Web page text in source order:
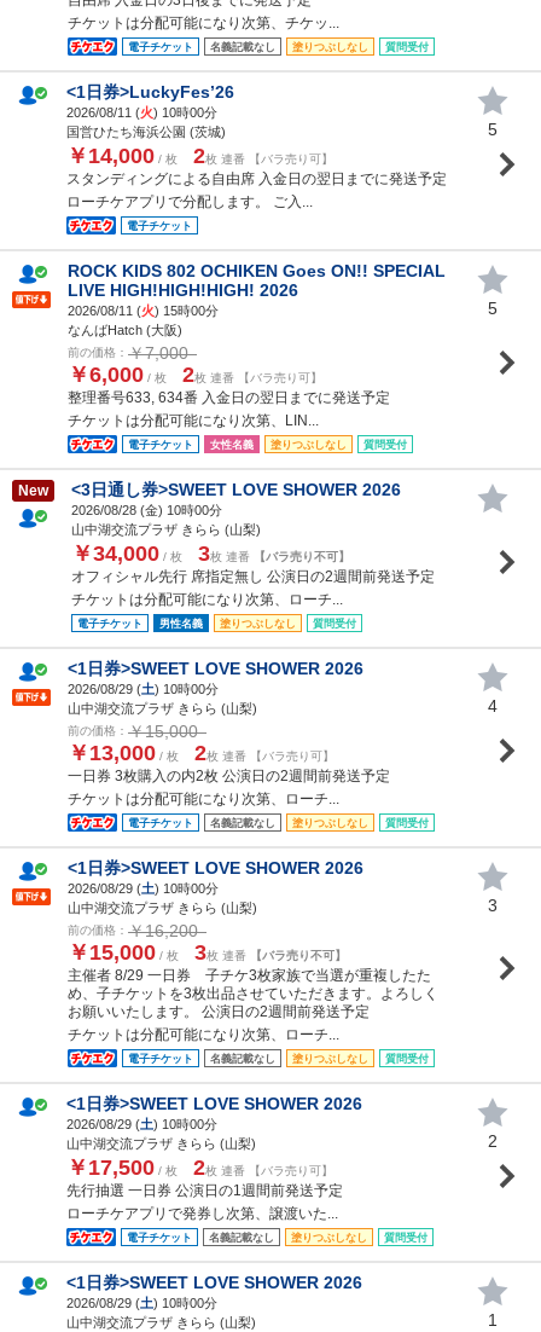
チケットは分配可能になり次第、チケッ...
電子チケット 名義記載なし 塗りつぶしなし 質問受付
<1日券>LuckyFes’26
2026/08/11 (火) 10時00分
国営ひたち海浜公園 (茨城)
￥14,000 / 枚 2枚 連番 【バラ売り可】
スタンディングによる自由席 入金日の翌日までに発送予定
ローチケアプリで分配します。 ご入...
電子チケット
5
ROCK KIDS 802 OCHIKEN Goes ON!! SPECIAL
LIVE HIGH!HIGH!HIGH! 2026
2026/08/11 (火) 15時00分
なんばHatch (大阪)
前の価格： ￥7,000
￥6,000 / 枚 2枚 連番 【バラ売り可】
整理番号633, 634番 入金日の翌日までに発送予定
チケットは分配可能になり次第、LIN...
電子チケット 女性名義 塗りつぶしなし 質問受付
5
New <3日通し券>SWEET LOVE SHOWER 2026
2026/08/28 (金) 10時00分
山中湖交流プラザ きらら (山梨)
￥34,000 / 枚 3枚 連番 【バラ売り不可】
オフィシャル先行 席指定無し 公演日の2週間前発送予定
チケットは分配可能になり次第、ローチ...
電子チケット 男性名義 塗りつぶしなし 質問受付
<1日券>SWEET LOVE SHOWER 2026
2026/08/29 (土) 10時00分
山中湖交流プラザ きらら (山梨)
前の価格： ￥15,000
￥13,000 / 枚 2枚 連番 【バラ売り可】
一日券 3枚購入の内2枚 公演日の2週間前発送予定
チケットは分配可能になり次第、ローチ...
電子チケット 名義記載なし 塗りつぶしなし 質問受付
4
<1日券>SWEET LOVE SHOWER 2026
2026/08/29 (土) 10時00分
山中湖交流プラザ きらら (山梨)
前の価格： ￥16,200
￥15,000 / 枚 3枚 連番 【バラ売り不可】
主催者 8/29 一日券 子チケ3枚家族で当選が重複したた
め、子チケットを3枚出品させていただきます。よろしく
お願いいたします。 公演日の2週間前発送予定
チケットは分配可能になり次第、ローチ...
電子チケット 名義記載なし 塗りつぶしなし 質問受付
3
<1日券>SWEET LOVE SHOWER 2026
2026/08/29 (土) 10時00分
山中湖交流プラザ きらら (山梨)
￥17,500 / 枚 2枚 連番 【バラ売り可】
先行抽選 一日券 公演日の1週間前発送予定
ローチケアプリで発券し次第、譲渡いた...
電子チケット 名義記載なし 塗りつぶしなし 質問受付
2
<1日券>SWEET LOVE SHOWER 2026
2026/08/29 (土) 10時00分
山中湖交流プラザ きらら (山梨)
1